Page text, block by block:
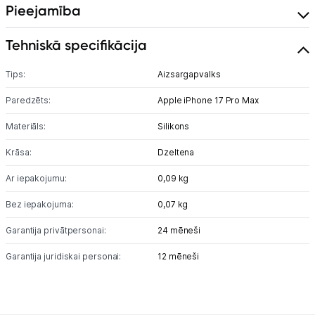
Kontakti
Pieejamība
Tehniskā specifikācija
Tips: Aizsargapvalks
Paredzēts: Apple iPhone 17 Pro Max
Materiāls: Silikons
Krāsa: Dzeltena
Ar iepakojumu: 0,09 kg
Bez iepakojuma: 0,07 kg
Garantija privātpersonai: 24 mēneši
Garantija juridiskai personai: 12 mēneši